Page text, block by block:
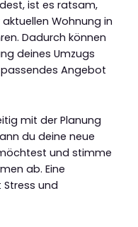
ist es ratsam,
Wohnung in
Dadurch können
deines Umzugs
Angebot
mit der Planung
du deine neue
und stimme
ab. Eine
und